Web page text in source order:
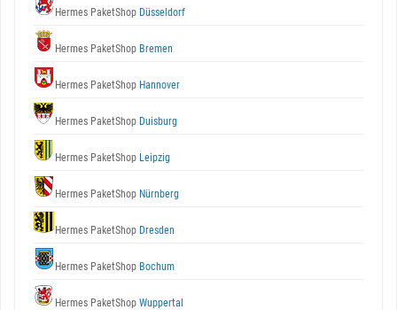
Hermes PaketShop Düsseldorf
Hermes PaketShop Bremen
Hermes PaketShop Hannover
Hermes PaketShop Duisburg
Hermes PaketShop Leipzig
Hermes PaketShop Nürnberg
Hermes PaketShop Dresden
Hermes PaketShop Bochum
Hermes PaketShop Wuppertal